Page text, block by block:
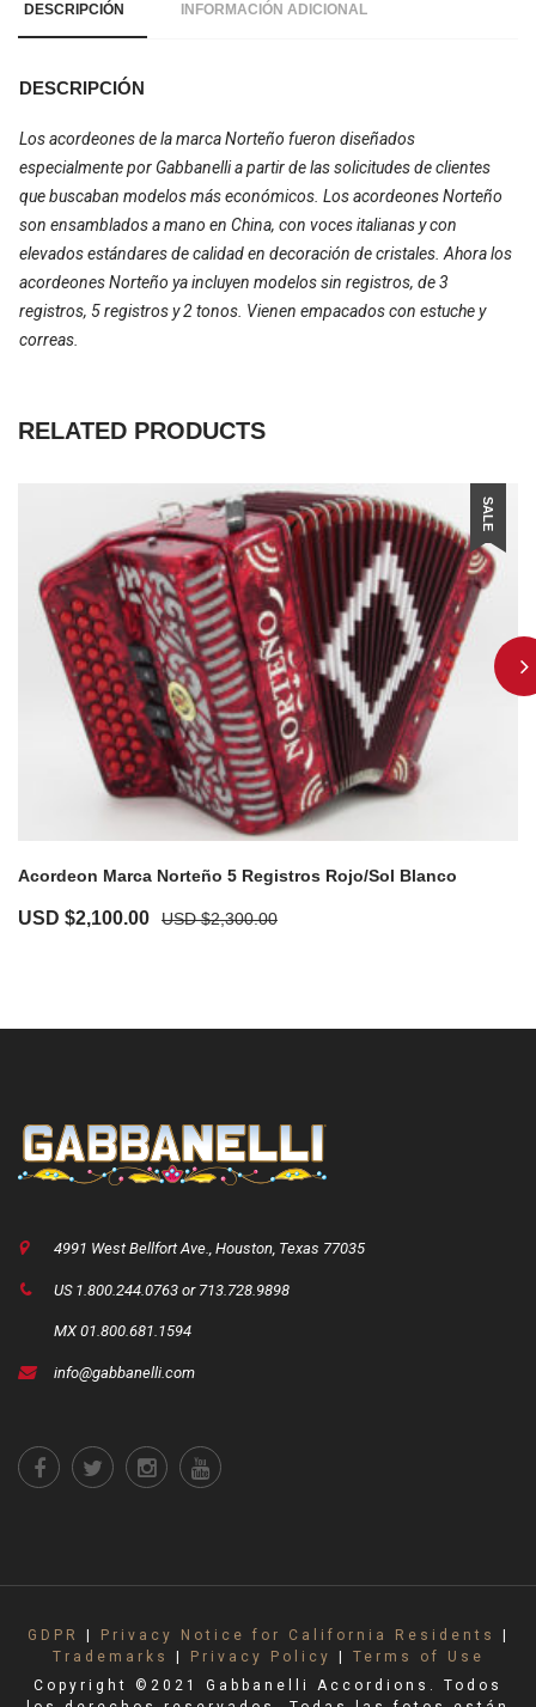
DESCRIPCIÓN INFORMACIÓN ADICIONAL
DESCRIPCIÓN
Los acordeones de la marca Norteño fueron diseñados
especialmente por Gabbanelli a partir de las solicitudes de clientes
que buscaban modelos más económicos. Los acordeones Norteño
son ensamblados a mano en China, con voces italianas y con
elevados estándares de calidad en decoración de cristales. Ahora los
acordeones Norteño ya incluyen modelos sin registros, de 3
registros, 5 registros y 2 tonos. Vienen empacados con estuche y
correas.
RELATED PRODUCTS
SALE
Acordeon Marca Norteño 5 Registros Rojo/Sol Blanco
USD $2,300.00
USD $2,100.00
4991 West Bellfort Ave., Houston, Texas 77035
US 1.800.244.0763 or 713.728.9898
MX 01.800.681.1594
info@gabbanelli.com
GDPR Privacy Notice for California Residents
Trademarks
Privacy Policy
Terms of Use
Copyright ©2021 Gabbanelli Accordions. Todos